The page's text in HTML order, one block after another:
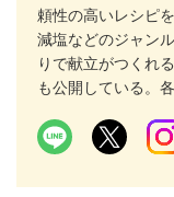
頼性の高いレシピ
減塩などのジャン
りで献立がつくれ
も公開している。